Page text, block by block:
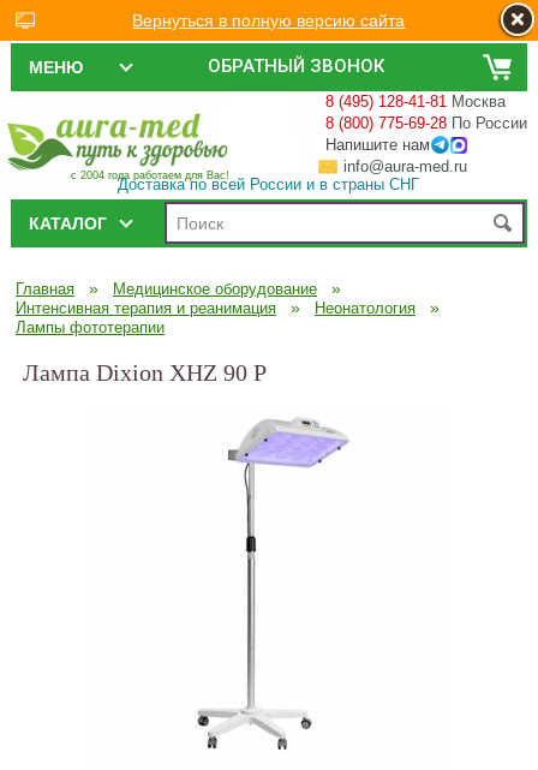
ОБРАТНЫЙ ЗВОНОК
МЕНЮ
с 2004 года работаем для Вас!
8 (495) 128-41-81 Москва
8 (800) 775-69-28 По России
Напишите нам
info@aura-med.ru
Доставка по всей России и в страны СНГ
КАТАЛОГ
Главная » Медицинское оборудование »
Интенсивная терапия и реанимация » Неонатология »
Лампы фототерапии
Лампа Dixion XHZ 90 P
Вернуться в полную версию сайта